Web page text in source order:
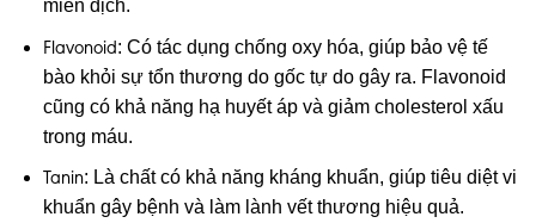
miễn dịch.
Flavonoid: Có tác dụng chống oxy hóa, giúp bảo vệ tế
bào khỏi sự tổn thương do gốc tự do gây ra. Flavonoid
cũng có khả năng hạ huyết áp và giảm cholesterol xấu
trong máu.
Tanin: Là chất có khả năng kháng khuẩn, giúp tiêu diệt vi
khuẩn gây bệnh và làm lành vết thương hiệu quả.